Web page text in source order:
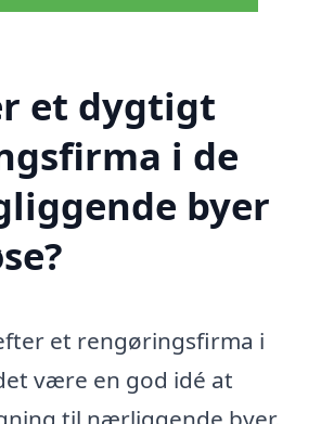
et dygtigt
i de
byer
et rengøringsfirma i
være en god idé at